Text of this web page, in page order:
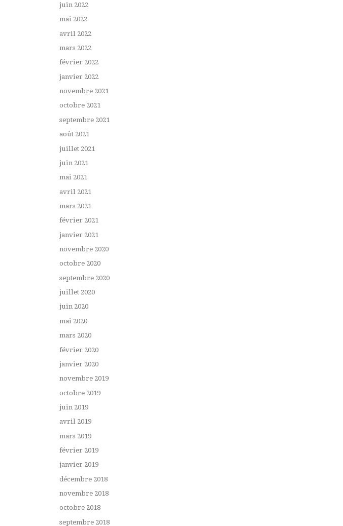
juin 2022
mai 2022
avril 2022
mars 2022
février 2022
janvier 2022
novembre 2021
octobre 2021
septembre 2021
août 2021
juillet 2021
juin 2021
mai 2021
avril 2021
mars 2021
février 2021
janvier 2021
novembre 2020
octobre 2020
septembre 2020
juillet 2020
juin 2020
mai 2020
mars 2020
février 2020
janvier 2020
novembre 2019
octobre 2019
juin 2019
avril 2019
mars 2019
février 2019
janvier 2019
décembre 2018
novembre 2018
octobre 2018
septembre 2018